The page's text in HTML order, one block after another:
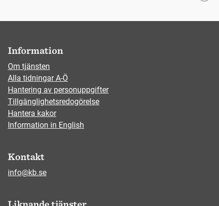
Information
Om tjänsten
Alla tidningar A-Ö
Hantering av personuppgifter
Tillgänglighetsredogörelse
Hantera kakor
Information in English
Kontakt
info@kb.se